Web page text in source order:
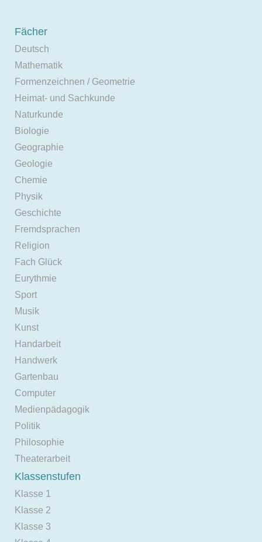
Fächer
Deutsch
Mathematik
Formenzeichnen / Geometrie
Heimat- und Sachkunde
Naturkunde
Biologie
Geographie
Geologie
Chemie
Physik
Geschichte
Fremdsprachen
Religion
Fach Glück
Eurythmie
Sport
Musik
Kunst
Handarbeit
Handwerk
Gartenbau
Computer
Medienpädagogik
Politik
Philosophie
Theaterarbeit
Klassenstufen
Klasse 1
Klasse 2
Klasse 3